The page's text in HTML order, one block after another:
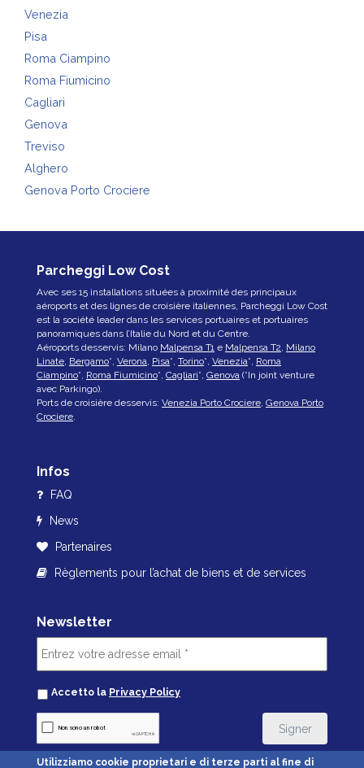
Utilizziamo cookie proprietari e di terze parti al fine di
Venezia
Pisa
Roma Ciampino
Roma Fiumicino
Cagliari
Genova
Treviso
Alghero
Genova Porto Crociere
Parcheggi Low Cost
Avec ses 15 installations situées à proximité des principaux
aéroports et des lignes de croisière italiennes, Parcheggi Low Cost
est la société leader dans les services portuaires et portuaires
panoramiques dans l’Italie du Nord et du Centre.
Aéroports desservis: Milano Malpensa T1 e Malpensa T2, Milano
Linate, Bergamo*, Verona, Pisa*, Torino*, Venezia*, Roma
Ciampino*, Roma Fiumicino*, Cagliari*, Genova (*In joint venture
avec Parkingo).
Ports de croisière desservis: Venezia Porto Crociere, Genova Porto
Crociere.
Infos
FAQ
News
Partenaires
Règlements pour l’achat de biens et de services
Newsletter
Accetto la Privacy Policy